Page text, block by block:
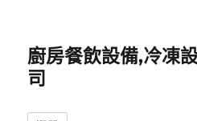
廚房餐飲設備,冷凍
司